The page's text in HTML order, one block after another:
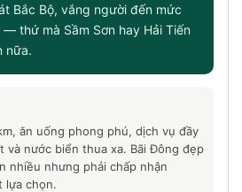
Bắc Bộ, vắng người đến mức
thứ mà Sầm Sơn hay Hải Tiến
nữa.
ăn uống phong phú, dịch vụ đầy
và nước biển thua xa. Bãi Đông đẹp
nhiều nhưng phải chấp nhận
lựa chọn.